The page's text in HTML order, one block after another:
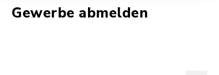
Gewerbe abmelden